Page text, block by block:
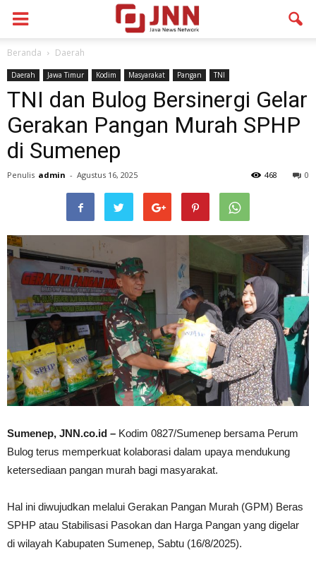
Beranda Daerah
Daerah Jawa Timur Kodim Masyarakat Pangan TNI
TNI dan Bulog Bersinergi Gelar
Gerakan Pangan Murah SPHP
di Sumenep
Penulis admin - Agustus 16, 2025 0
468
Sumenep, JNN.co.id – Kodim 0827/Sumenep bersama Perum
Bulog terus memperkuat kolaborasi dalam upaya mendukung
ketersediaan pangan murah bagi masyarakat.
Hal ini diwujudkan melalui Gerakan Pangan Murah (GPM) Beras
SPHP atau Stabilisasi Pasokan dan Harga Pangan yang digelar
di wilayah Kabupaten Sumenep, Sabtu (16/8/2025).